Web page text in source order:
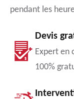
pendant les
Devis
Expert en
100%